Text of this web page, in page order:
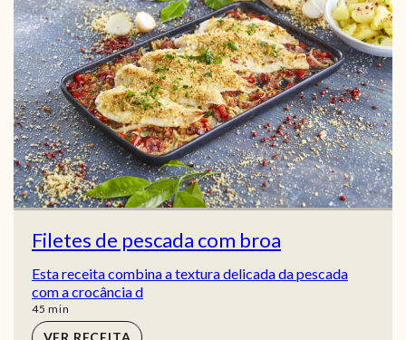
Filetes de pescada com broa
Esta receita combina a textura delicada da pescada
com a crocância d
45 min
min